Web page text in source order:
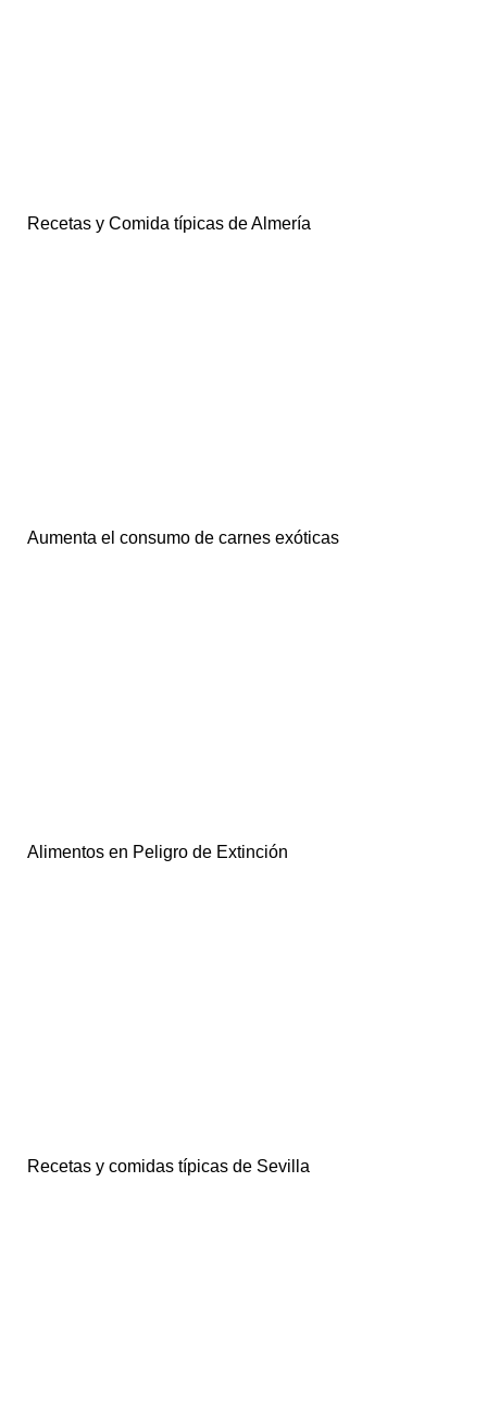
Recetas y Comida típicas de Almería
Aumenta el consumo de carnes exóticas
Alimentos en Peligro de Extinción
Recetas y comidas típicas de Sevilla